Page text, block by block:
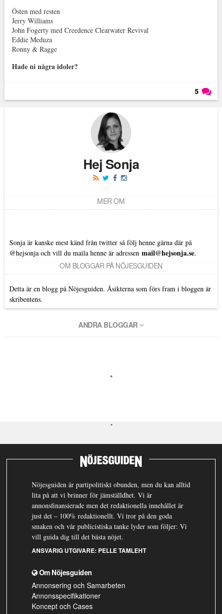
Östen med resten
Jerry Williams
John Fogerty med Creedence Clearwater Revival
Eddie Meduza
Ronny & Ragge
Hade ni några idoler?
5
Hej Sonja
MER OM
Sonja är kanske mest känd från twitter så följ henne gärna där på
@hejsonjaoch vill du maila henne är adressen mail@hejsonja.se.
OM BLOGGAR PÅ NÖJESGUIDEN
Detta är en blogg på Nöjesguiden. Åsikterna som förs fram i bloggen är
skribentens.
ANDRA BLOGGAR
Nöjesguiden är partipolitiskt obunden, men du kan alltid
lita på att vi brinner för jämställdhet. Vi är
annonsfinansierade men det redaktionella innehållet är
just det – 100% redaktionellt. Vi tror på den goda
smaken och vår publicistiska tanke lyder som följer: Vi
vill guida dig till det bästa nöjet.
ANSVARIG UTGIVARE: PELLE TAMLEHT
Om Nöjesguiden
Annonsering och Samarbeten
Annonsspecifikationer
Koncept och Cases